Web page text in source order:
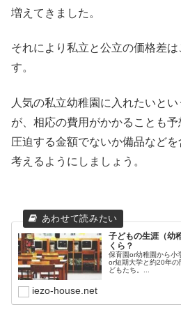
増えてきました。
それにより私立と公立の価格差
す。
人気の私立幼稚園に入れたいと
が、相応の費用がかかることも
圧迫する金額でないか備品など
考えるようにしましょう。
子どもの生涯（幼
くら？
保育園or幼稚園から小
or短期大学と約20年
どもたち。...
iezo-house.net